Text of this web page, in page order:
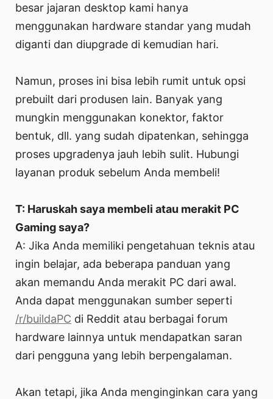
besar jajaran desktop kami hanya
menggunakan hardware standar yang mudah
diganti dan diupgrade di kemudian hari.
Namun, proses ini bisa lebih rumit untuk opsi
prebuilt dari produsen lain. Banyak yang
mungkin menggunakan konektor, faktor
bentuk, dll. yang sudah dipatenkan, sehingga
proses upgradenya jauh lebih sulit. Hubungi
layanan produk sebelum Anda membeli!
T: Haruskah saya membeli atau merakit PC
Gaming saya?
A: Jika Anda memiliki pengetahuan teknis atau
ingin belajar, ada beberapa panduan yang
akan memandu Anda merakit PC dari awal.
Anda dapat menggunakan sumber seperti
/r/buildaPC di Reddit atau berbagai forum
hardware lainnya untuk mendapatkan saran
dari pengguna yang lebih berpengalaman.
Akan tetapi, jika Anda menginginkan cara yang